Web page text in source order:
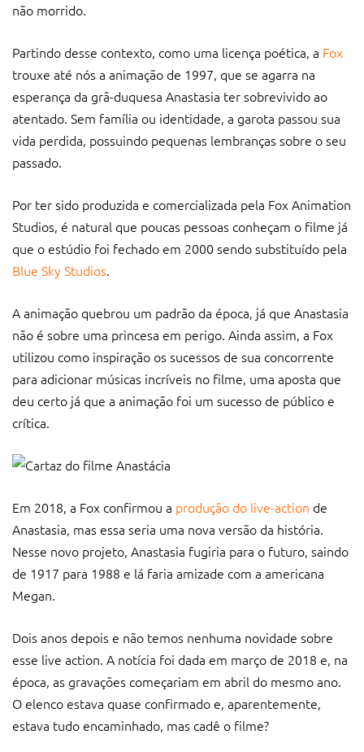
não morrido.
Partindo desse contexto, como uma licença poética, a Fox
trouxe até nós a animação de 1997, que se agarra na
esperança da grã-duquesa Anastasia ter sobrevivido ao
atentado. Sem família ou identidade, a garota passou sua
vida perdida, possuindo pequenas lembranças sobre o seu
passado.
Por ter sido produzida e comercializada pela Fox Animation
Studios, é natural que poucas pessoas conheçam o filme já
que o estúdio foi fechado em 2000 sendo substituído pela
Blue Sky Studios.
A animação quebrou um padrão da época, já que Anastasia
não é sobre uma princesa em perigo. Ainda assim, a Fox
utilizou como inspiração os sucessos de sua concorrente
para adicionar músicas incríveis no filme, uma aposta que
deu certo já que a animação foi um sucesso de público e
crítica.
Em 2018, a Fox confirmou a produção do live-action de
Anastasia, mas essa seria uma nova versão da história.
Nesse novo projeto, Anastasia fugiria para o futuro, saindo
de 1917 para 1988 e lá faria amizade com a americana
Megan.
Dois anos depois e não temos nenhuma novidade sobre
esse live action. A notícia foi dada em março de 2018 e, na
época, as gravações começariam em abril do mesmo ano.
O elenco estava quase confirmado e, aparentemente,
estava tudo encaminhado, mas cadê o filme?